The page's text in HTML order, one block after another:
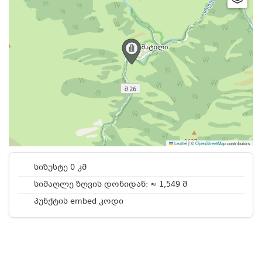
Leaflet|©OpenStreetMapcontributors
სიზუსტე 0 კმ
სიმაღლე ზღვის დონიდან: ≈ 1,549 მ
პუნქტის embed კოდი